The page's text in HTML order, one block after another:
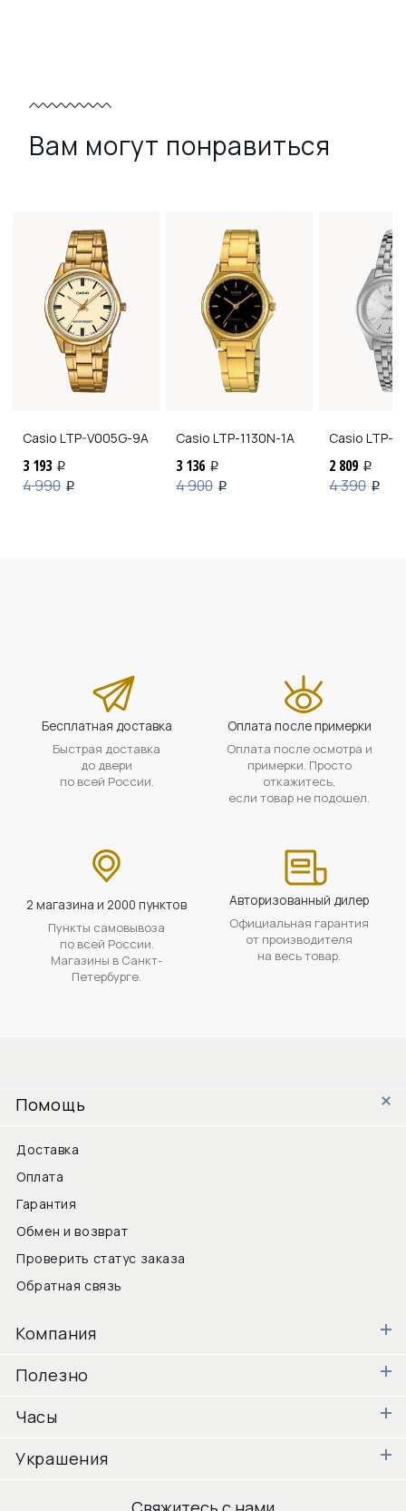
Вам могут понравиться
Casio LTP-V005G-9A
3 193 i
4 990 i
Casio LTP-1130N-1A
3 136 i
4 900 i
Casio LTP-
2 809 i
4 390 i
Бесплатная доставка
Быстрая доставка
до двери
по всей России.
Оплата после примерки
Оплата после осмотра и
примерки. Просто
откажитесь,
если товар не подошел.
2 магазина и 2000 пунктов
Пункты самовывоза
по всей России.
Магазины в Санкт-
Петербурге.
Авторизованный дилер
Официальная гарантия
от производителя
на весь товар.
Помощь
Доставка
Оплата
Гарантия
Обмен и возврат
Проверить статус заказа
Обратная связь
Компания
Полезно
Часы
Украшения